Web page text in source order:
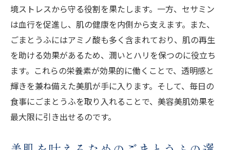
境ストレスから守る役割を果たします。一方、セサミン
は血行を促進し、肌の健康を内側から支えます。また、
ごまとうふにはアミノ酸も多く含まれており、肌の再生
を助ける効果があるため、潤いとハリを保つのに役立ち
ます。これらの栄養素が効果的に働くことで、透明感と
輝きを兼ね備えた美肌が手に入ります。そして、毎日の
食事にごまとうふを取り入れることで、美容美肌効果を
最大限に引き出せるのです。